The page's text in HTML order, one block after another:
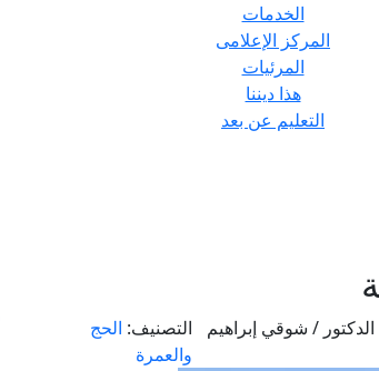
الخدمات
المركز الإعلامى
المرئيات
هذا ديننا
التعليم عن بعد
الدكتور / شوقي إبراهيم
التصنيف: الحج
والعمرة